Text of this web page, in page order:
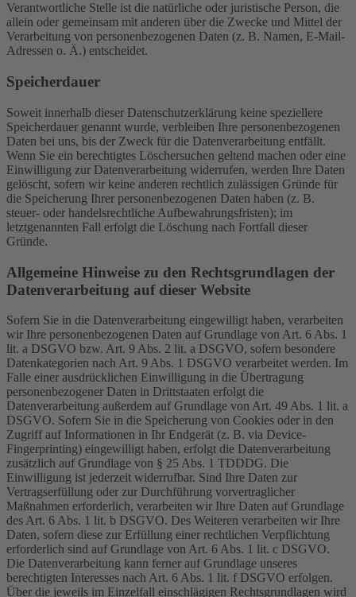
Verantwortliche Stelle ist die natürliche oder juristische Person, die
allein oder gemeinsam mit anderen über die Zwecke und Mittel der
Verarbeitung von personenbezogenen Daten (z. B. Namen, E-Mail-
Adressen o. Ä.) entscheidet.
Speicherdauer
Soweit innerhalb dieser Datenschutzerklärung keine speziellere
Speicherdauer genannt wurde, verbleiben Ihre personenbezogenen
Daten bei uns, bis der Zweck für die Datenverarbeitung entfällt.
Wenn Sie ein berechtigtes Löschersuchen geltend machen oder eine
Einwilligung zur Datenverarbeitung widerrufen, werden Ihre Daten
gelöscht, sofern wir keine anderen rechtlich zulässigen Gründe für
die Speicherung Ihrer personenbezogenen Daten haben (z. B.
steuer- oder handelsrechtliche Aufbewahrungsfristen); im
letztgenannten Fall erfolgt die Löschung nach Fortfall dieser
Gründe.
Allgemeine Hinweise zu den Rechtsgrundlagen der
Datenverarbeitung auf dieser Website
Sofern Sie in die Datenverarbeitung eingewilligt haben, verarbeiten
wir Ihre personenbezogenen Daten auf Grundlage von Art. 6 Abs. 1
lit. a DSGVO bzw. Art. 9 Abs. 2 lit. a DSGVO, sofern besondere
Datenkategorien nach Art. 9 Abs. 1 DSGVO verarbeitet werden. Im
Falle einer ausdrücklichen Einwilligung in die Übertragung
personenbezogener Daten in Drittstaaten erfolgt die
Datenverarbeitung außerdem auf Grundlage von Art. 49 Abs. 1 lit. a
DSGVO. Sofern Sie in die Speicherung von Cookies oder in den
Zugriff auf Informationen in Ihr Endgerät (z. B. via Device-
Fingerprinting) eingewilligt haben, erfolgt die Datenverarbeitung
zusätzlich auf Grundlage von § 25 Abs. 1 TDDDG. Die
Einwilligung ist jederzeit widerrufbar. Sind Ihre Daten zur
Vertragserfüllung oder zur Durchführung vorvertraglicher
Maßnahmen erforderlich, verarbeiten wir Ihre Daten auf Grundlage
des Art. 6 Abs. 1 lit. b DSGVO. Des Weiteren verarbeiten wir Ihre
Daten, sofern diese zur Erfüllung einer rechtlichen Verpflichtung
erforderlich sind auf Grundlage von Art. 6 Abs. 1 lit. c DSGVO.
Die Datenverarbeitung kann ferner auf Grundlage unseres
berechtigten Interesses nach Art. 6 Abs. 1 lit. f DSGVO erfolgen.
Über die jeweils im Einzelfall einschlägigen Rechtsgrundlagen wird